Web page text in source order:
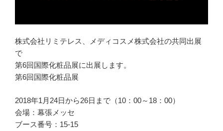
株式会社リミテレス、メディコスメ株式会社の共同出展
で
第6回国際化粧品展に出展します。
第6回国際化粧品展
2018年1月24日から26日まで（10：00～18：00）
会場：幕張メッセ
ブース番号：15-15